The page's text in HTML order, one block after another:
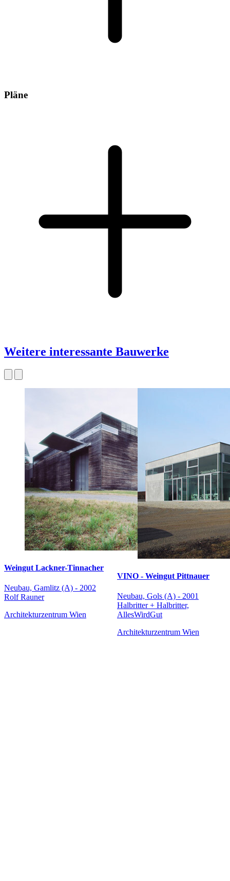
Pläne
Weitere interessante Bauwerke
Weingut Lackner-Tinnacher
Neubau, Gamlitz (A) - 2002
Rolf Rauner
Architekturzentrum Wien
VINO - Weingut Pittnauer
Neubau, Gols (A) - 2001
Halbritter + Halbritter,
AllesWirdGut
Architekturzentrum Wien